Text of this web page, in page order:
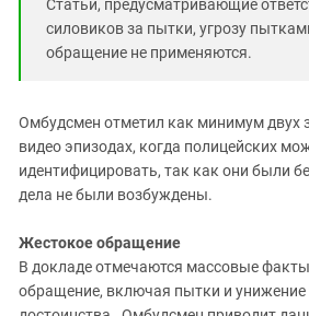
Статьи, предусматривающие
силовиков за пытки, угрозу
обращение не применяются.
Омбудсмен отметил как минимум двух
видео эпизодах, когда полицейских
идентифицировать, так как они были
дела не были возбуждены.
Жестокое обращение
В докладе отмечаются массовые
обращение, включая пытки и унижение